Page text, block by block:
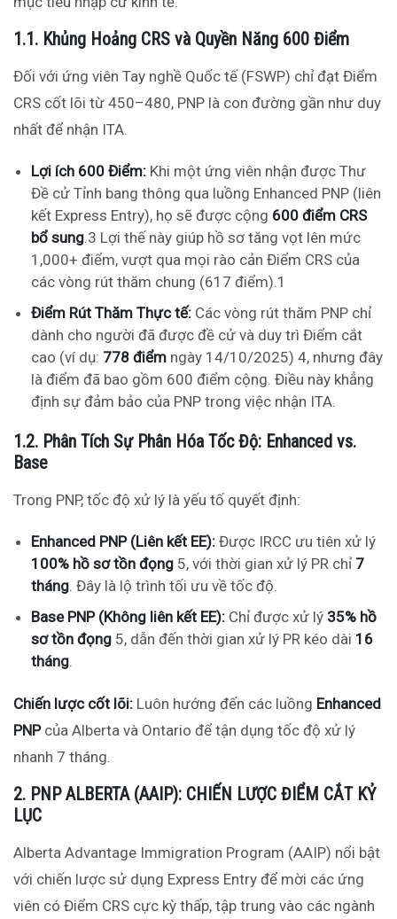
1.1. Khủng Hoảng CRS và Quyền Năng 600 Điểm
Đối với ứng viên Tay nghề Quốc tế (FSWP) chỉ đạt Điểm
CRS cốt lõi từ 450–480, PNP là con đường gần như duy
nhất để nhận ITA.
Lợi ích 600 Điểm: Khi một ứng viên nhận được Thư
Đề cử Tỉnh bang thông qua luồng Enhanced PNP (liên
kết Express Entry), họ sẽ được cộng 600 điểm CRS
bổ sung.3 Lợi thế này giúp hồ sơ tăng vọt lên mức
1,000+ điểm, vượt qua mọi rào cản Điểm CRS của
các vòng rút thăm chung (617 điểm).1
Điểm Rút Thăm Thực tế: Các vòng rút thăm PNP chỉ
dành cho người đã được đề cử và duy trì Điểm cắt
cao (ví dụ: 778 điểm ngày 14/10/2025) 4, nhưng đây
là điểm đã bao gồm 600 điểm cộng. Điều này khẳng
định sự đảm bảo của PNP trong việc nhận ITA.
1.2. Phân Tích Sự Phân Hóa Tốc Độ: Enhanced vs.
Base
Trong PNP, tốc độ xử lý là yếu tố quyết định:
Enhanced PNP (Liên kết EE): Được IRCC ưu tiên xử lý
100% hồ sơ tồn đọng 5, với thời gian xử lý PR chỉ 7
tháng. Đây là lộ trình tối ưu về tốc độ.
Base PNP (Không liên kết EE): Chỉ được xử lý 35% hồ
sơ tồn đọng 5, dẫn đến thời gian xử lý PR kéo dài 16
tháng.
Chiến lược cốt lõi: Luôn hướng đến các luồng Enhanced
PNPcủa Alberta và Ontario để tận dụng tốc độ xử lý
nhanh 7 tháng.
2. PNP ALBERTA (AAIP): CHIẾN LƯỢC ĐIỂM CẮT KỶ
LỤC
Alberta Advantage Immigration Program (AAIP) nổi bật
với chiến lược sử dụng Express Entry để mời các ứng
viên có Điểm CRS cực kỳ thấp, tập trung vào các ngành